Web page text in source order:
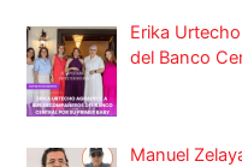
Erika
del Banco
Manuel